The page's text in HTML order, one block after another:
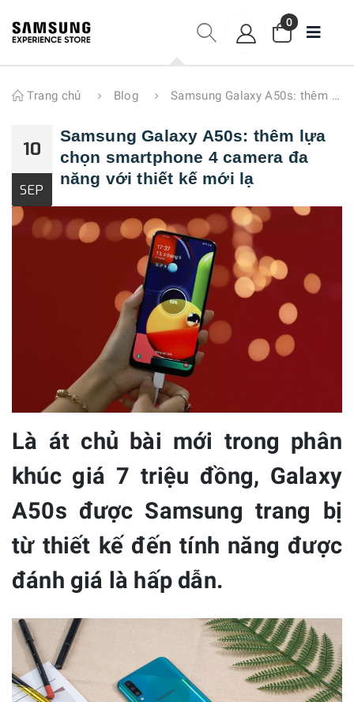
0
Trang chủ Blog Samsung Galaxy A50s: thêm lựa chọn smartphone 4 camera đa năng với thiết kế mới lạ
10
SEP
Samsung Galaxy A50s: thêm lựa
chọn smartphone 4 camera đa
năng với thiết kế mới lạ
Là át chủ bài mới trong phân
khúc giá 7 triệu đồng, Galaxy
A50s được Samsung trang bị
từ thiết kế đến tính năng được
đánh giá là hấp dẫn.